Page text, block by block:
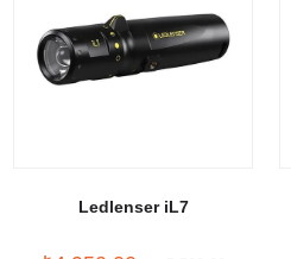
Ledlenser iL7